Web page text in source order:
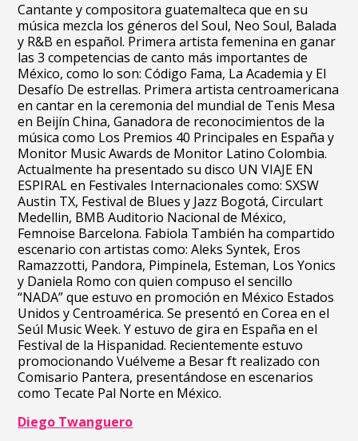
Cantante y compositora guatemalteca que en su
música mezcla los géneros del Soul, Neo Soul, Balada
y R&B en español. Primera artista femenina en ganar
las 3 competencias de canto más importantes de
México, como lo son: Código Fama, La Academia y El
Desafío De estrellas. Primera artista centroamericana
en cantar en la ceremonia del mundial de Tenis Mesa
en Beijín China, Ganadora de reconocimientos de la
música como Los Premios 40 Principales en España y
Monitor Music Awards de Monitor Latino Colombia.
Actualmente ha presentado su disco UN VIAJE EN
ESPIRAL en Festivales Internacionales como: SXSW
Austin TX, Festival de Blues y Jazz Bogotá, Circulart
Medellin, BMB Auditorio Nacional de México,
Femnoise Barcelona. Fabiola También ha compartido
escenario con artistas como: Aleks Syntek, Eros
Ramazzotti, Pandora, Pimpinela, Esteman, Los Yonics
y Daniela Romo con quien compuso el sencillo
“NADA” que estuvo en promoción en México Estados
Unidos y Centroamérica. Se presentó en Corea en el
Seúl Music Week. Y estuvo de gira en España en el
Festival de la Hispanidad. Recientemente estuvo
promocionando Vuélveme a Besar ft realizado con
Comisario Pantera, presentándose en escenarios
como Tecate Pal Norte en México.
Diego Twanguero